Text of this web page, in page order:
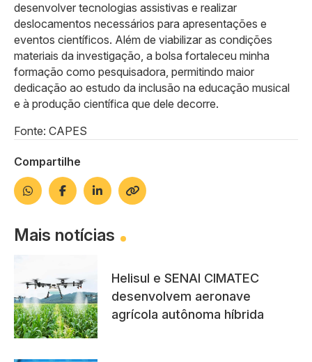
desenvolver tecnologias assistivas e realizar
deslocamentos necessários para apresentações e
eventos científicos. Além de viabilizar as condições
materiais da investigação, a bolsa fortaleceu minha
formação como pesquisadora, permitindo maior
dedicação ao estudo da inclusão na educação musical
e à produção científica que dele decorre.
Fonte: CAPES
Compartilhe
Mais notícias
Helisul e SENAI CIMATEC
desenvolvem aeronave
agrícola autônoma híbrida